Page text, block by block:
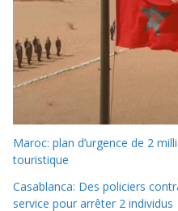
Maroc: plan d’urgence de 2
touristique
Casablanca: Des policiers
service pour arrêter 2 individus